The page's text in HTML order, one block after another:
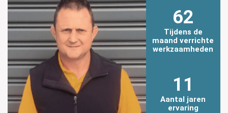
62
Tijdens de
maand verrichte
werkzaamheden
11
Aantal jaren
ervaring